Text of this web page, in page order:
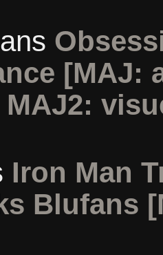
[MAJ:
MAJ2:
Iron Man
Blufans